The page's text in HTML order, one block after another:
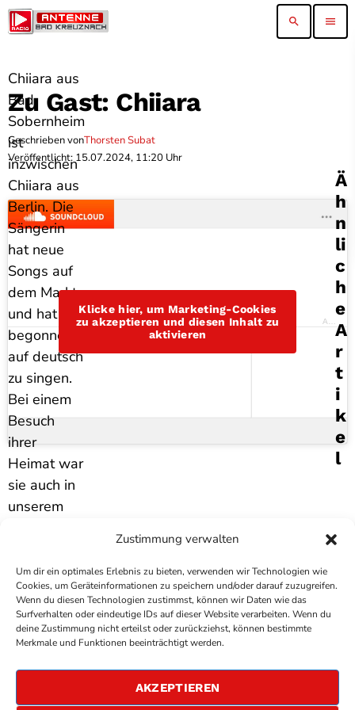
Zustimmung verwalten
Um dir ein optimales Erlebnis zu bieten, verwenden wir Technologien wie
Cookies, um Geräteinformationen zu speichern und/oder darauf zuzugreifen.
Wenn du diesen Technologien zustimmst, können wir Daten wie das
Surfverhalten oder eindeutige IDs auf dieser Website verarbeiten. Wenn du
deine Zustimmung nicht erteilst oder zurückziehst, können bestimmte
Merkmale und Funktionen beeinträchtigt werden.
AKZEPTIEREN
search menu
Zu Gast: Chiiara
Geschrieben vonThorsten Subat
Veröffentlicht: 15.07.2024, 11:20 Uhr
Chiiara aus
Bad
Sobernheim
ist
inzwischen
Chiiara aus
Berlin. Die
Sängerin
hat neue
Songs auf
dem Markt
und hat
begonnen,
auf deutsch
zu singen.
Bei einem
Besuch
ihrer
Heimat war
sie auch in
unserem
Antenne Bad Kreuznach
Ä
H
N
Li
C
H
E
A
R
T
I
K
E
L
Klicke hier, um Marketing-Cookies
zu akzeptieren und diesen Inhalt zu
aktivieren
COPYRIGHTANTENNE BAD KREUZNACH